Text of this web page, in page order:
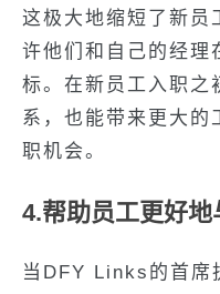
这极大地缩短了新员
许他们和自己的经理
标。在新员工入职之
系，也能带来更大的
职机会。
4.帮助员工更好
当DFY Links的首席